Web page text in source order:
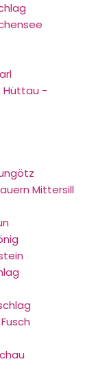
Hüttau -
Mittersill